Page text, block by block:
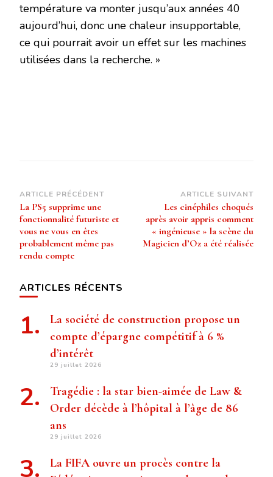
température va monter jusqu’aux années 40
aujourd’hui, donc une chaleur insupportable,
ce qui pourrait avoir un effet sur les machines
utilisées dans la recherche. »
Navigation
d’article
ARTICLE PRÉCÉDENT
La PS5 supprime une
fonctionnalité futuriste et
vous ne vous en êtes
probablement même pas
rendu compte
ARTICLE SUIVANT
Les cinéphiles choqués
après avoir appris comment
« ingénieuse » la scène du
Magicien d’Oz a été réalisée
ARTICLES RÉCENTS
La société de construction propose un
compte d’épargne compétitif à 6 %
d’intérêt
29 juillet 2026
Tragédie : la star bien-aimée de Law &
Order décède à l’hôpital à l’âge de 86
ans
29 juillet 2026
La FIFA ouvre un procès contre la